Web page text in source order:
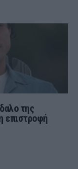
της
επιστροφή